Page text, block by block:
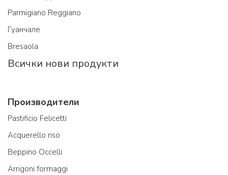
Parmigiano Reggiano
Гуанчале
Bresaola
Всички нови продукти
Производители
Pastificio Felicetti
Acquerello riso
Beppino Occelli
Arrigoni formaggi